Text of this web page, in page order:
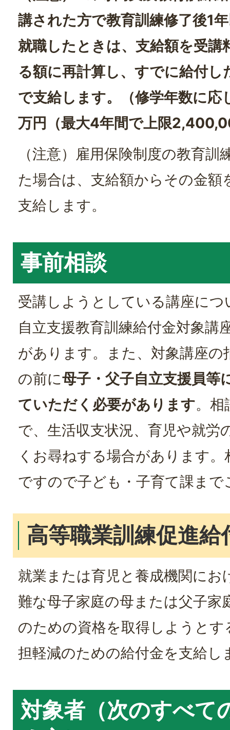
講された方で教育訓練修了後1
就職したときは、支給額を受
る額に再計算し、すでに給付し
で支給します。（修学年数に
万円（最大4年間で上限
（注意）雇用保険制度の教育
た場合は、支給額からその金額
支給します。
事前相談
受講しようとしている講座につ
自立支援教育訓練給付金対象講
があります。また、対象講座の
の前に母子・父子自立支援員等
ていただく必要があります。相
で、生活収支状況、育児や就労
くお尋ねする場合があります
ですので子ども・子育て課まで
高等職業訓練促進給
就業または育児と養成機関にお
難な母子家庭の母または父子家
のための資格を取得しようとす
担軽減のための給付金を支給し
対象者（次のすべて